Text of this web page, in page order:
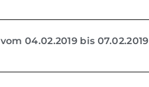
vom 04.02.2019 bis 07.02.2019